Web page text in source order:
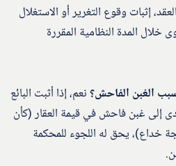
إثبات وقوع التغرير أو الاستغلال
خلال المدة النظامية المقررة
نعم، إذا أثبت البائع
إلى غبن فاحش في قيمة العقار (كأن
خداع)، يحق له اللجوء للمحكمة